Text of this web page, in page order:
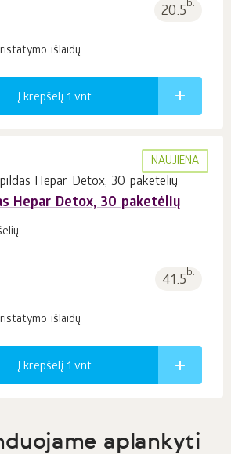
20.5b.
išlaidų
Į krepšelį 1 vnt.
NAUJIENA
Hepar Detox, 30 paketėlių
41.5b.
išlaidų
Į krepšelį 1 vnt.
aplankyti